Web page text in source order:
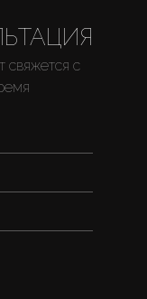
свяжется с